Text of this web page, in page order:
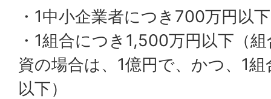
・1中小企業者につき700万円以下
・1組合につき1,500万円以下（
資の場合は、1億円で、かつ、1
以下）